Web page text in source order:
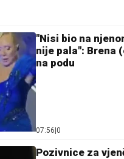
"Nisi bio na
nije pala": Brena
na podu
07:56 0
Pozivnice za